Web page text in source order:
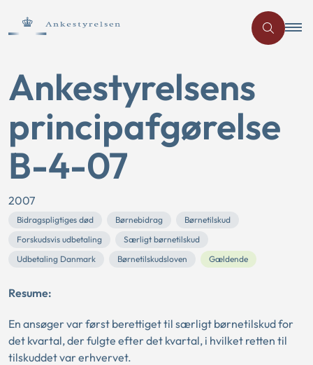
Ankestyrelsens
principafgørelse
B-4-07
2007
Bidragspligtiges død Børnebidrag
Børnetilskud
Forskudsvis udbetaling
Særligt børnetilskud
Udbetaling Danmark
Børnetilskudsloven Gældende
Resume:
En ansøger var først berettiget til særligt børnetilskud for
det kvartal, der fulgte efter det kvartal, i hvilket retten til
tilskuddet var erhvervet.